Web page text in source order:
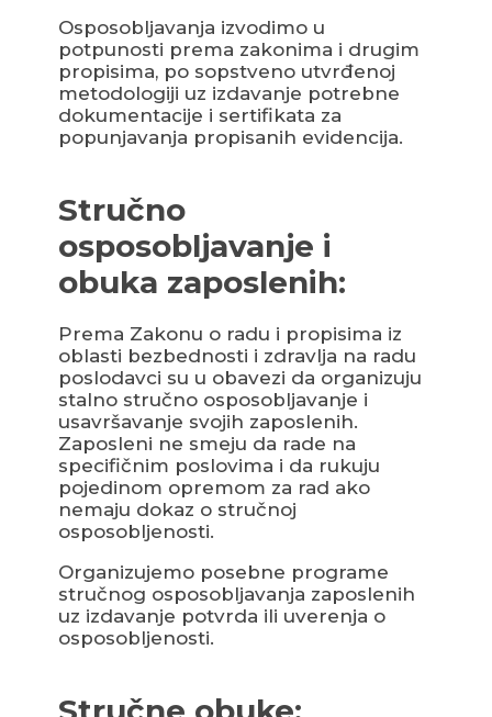
Osposobljavanja izvodimo u
potpunosti prema zakonima i drugim
propisima, po sopstveno utvrđenoj
metodologiji uz izdavanje potrebne
dokumentacije i sertifikata za
popunjavanja propisanih evidencija.
Stručno
osposobljavanje i
obuka zaposlenih:
Prema Zakonu o radu i propisima iz
oblasti bezbednosti i zdravlja na radu
poslodavci su u obavezi da organizuju
stalno stručno osposobljavanje i
usavršavanje svojih zaposlenih.
Zaposleni ne smeju da rade na
specifičnim poslovima i da rukuju
pojedinom opremom za rad ako
nemaju dokaz o stručnoj
osposobljenosti.
Organizujemo posebne programe
stručnog osposobljavanja zaposlenih
uz izdavanje potvrda ili uverenja o
osposobljenosti.